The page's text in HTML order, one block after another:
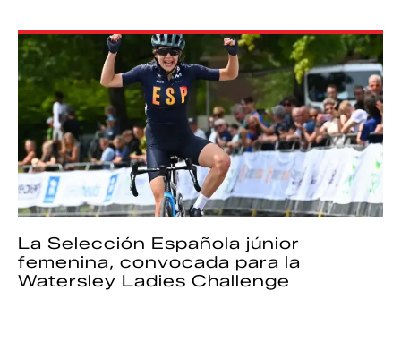
La Selección Española júnior
femenina, convocada para la
Watersley Ladies Challenge